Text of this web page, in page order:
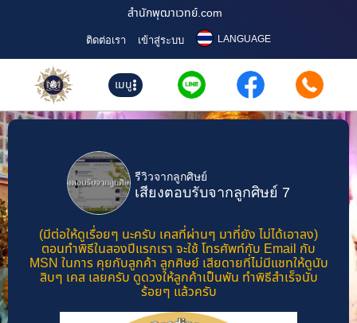
สำนักพุฒาเวทย์.com
ติดต่อเรา เข้าสู่ระบบ LANGUAGE
เมนู
รีวิวจากลูกศิษย์
เสียงตอบรับจากลูกศิษย์ 7
(มีต่อให้ดูเรื่อยๆ นะครับ เคสที่ผ่านๆ มาที่ยัง ไม่ได้เอาลง)
ตอนทำพิธีในสองปีแรกเรา จะใช้ โทรศัพท์กับ Email กับ
MSN ในการ คุยกับลูกค้า ลูกศิษย์ เสียดายที่ไม่มีแชทให้ดูนับ
สิบๆ เคส เลยครับ ดูดวงให้ลูกค้าเป็นพัน ทำพิธีสำเร็จนับ
ร้อยๆ แล้วครับ